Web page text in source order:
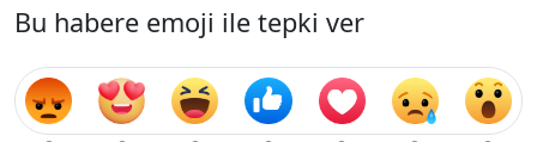
Bu habere emoji ile tepki ver